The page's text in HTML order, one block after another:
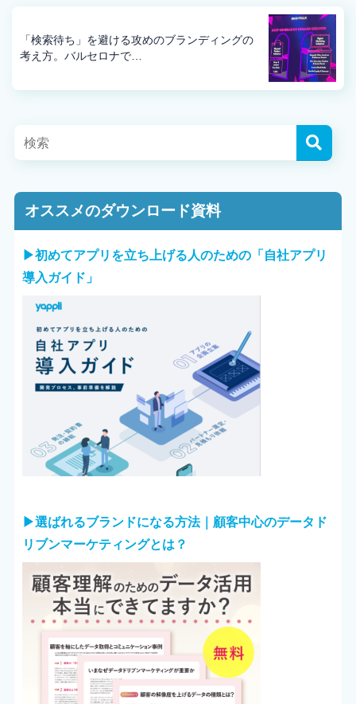
「検索待ち」を避ける攻めのブランディングの
考え方。バルセロナで…
オススメのダウンロード資料
▶︎初めてアプリを立ち上げる人のための「自社アプリ
導入ガイド」
▶︎選ばれるブランドになる方法｜顧客中心のデータド
リブンマーケティングとは？